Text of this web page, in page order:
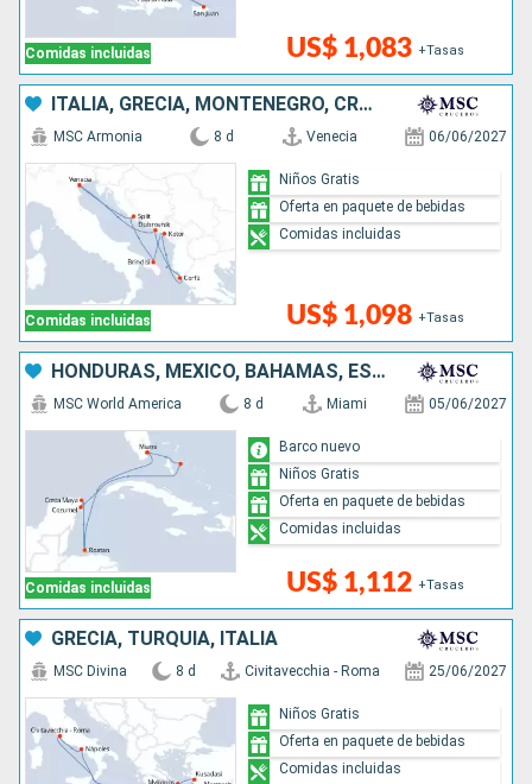
Comidas incluidas US$ 1,083 +Tasas
ITALIA, GRECIA, MONTENEGRO, CROACIA
Comidas incluidas
MSC Armonia 8 d Venecia 06/06/2027
US$ 1,098 +Tasas
Niños Gratis
Oferta en paquete de bebidas
Comidas incluidas
HONDURAS, MÉXICO, BAHAMAS, ESTADOS UNIDOS
Comidas incluidas
MSC World America 8 d Miami 05/06/2027
US$ 1,112 +Tasas
Barco nuevo
Niños Gratis
Oferta en paquete de bebidas
Comidas incluidas
GRECIA, TURQUÍA, ITALIA
MSC Divina 8 d Civitavecchia - Roma 25/06/2027
Niños Gratis
Oferta en paquete de bebidas
Comidas incluidas